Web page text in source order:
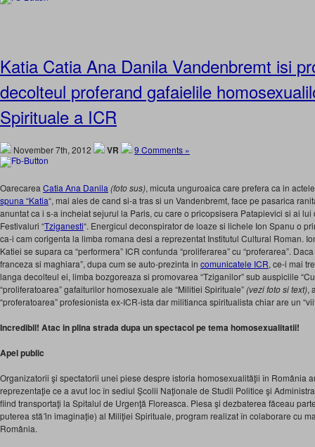
Katia Catia Ana Danila Vandenbremt isi
decolteul proferand gafaielile
Spirituale a ICR
November 7th, 2012 VR 9 Comments »
Oarecarea Catia Ana Danila (foto sus), micuta unguroaica care prefera ca in
spuna “Katia“, mai ales de cand si-a tras si un Vandenbremt, face pe pasarica
anuntat ca i s-a incheiat sejurul la Paris, cu care o pricopsisera Patapievici si ai
Festivaluri “Tziganesti“. Energicul deconspirator de loaze si lichele Ion Spanu o
ca-i cam corigenta la limba romana desi a reprezentat Institutul Cultural Roman.
Katiei se supara ca “performera” ICR confunda “proliferarea” cu “proferarea”.
franceza si maghiara”, dupa cum se auto-prezinta in comunicatele ICR, ce-i mai
langa decolteul ei, limba bozgoreaza si promovarea “Tziganilor” sub auspiciile
“proliferatoarea” gafaiturilor homosexuale ale “Militiei Spirituale”(vezi foto si text),
“proferatoarea” profesionista ex-ICR-ista dar militianca spiritualista chiar are un
Incredibil! Atac in plina strada dupa un spectacol pe tema homosexualitatii!
Apel public
Organizatorii şi spectatorii unei piese despre istoria homosexualităţii în România
reprezentaţie ce a avut loc în sediul Şcolii Naţionale de Studii Politice şi
fiind transportaţi la Spitalul de Urgenţă Floreasca. Piesa şi dezbaterea făceau
puterea stă ȋn imaginație) al Miliţiei Spirituale, program realizat în colaborare cu
România.